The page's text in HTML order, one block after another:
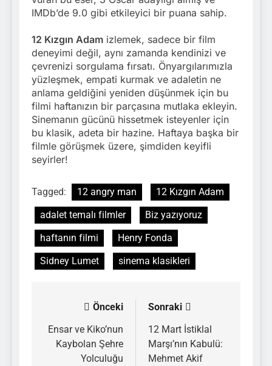
IMDb’de 9.0 gibi etkileyici bir puana sahip.
12 Kızgın Adam izlemek, sadece bir film
deneyimi değil, aynı zamanda kendinizi ve
çevrenizi sorgulama fırsatı. Önyargılarımızla
yüzleşmek, empati kurmak ve adaletin ne
anlama geldiğini yeniden düşünmek için bu
filmi haftanızın bir parçasına mutlaka ekleyin.
Sinemanın gücünü hissetmek isteyenler için
bu klasik, adeta bir hazine. Haftaya başka bir
filmle görüşmek üzere, şimdiden keyifli
seyirler!
Tagged: 12 angry man
12 Kızgın Adam
adalet temalı filmler
Biz yazıyoruz
haftanın filmi
Henry Fonda
Sidney Lumet
sinema klasikleri
gezinmesi
Önceki
Ensar ve Kiko’nun
Kaybolan Şehre
Yolculuğu
Sonraki
12 Mart İstiklal
Marşı’nın Kabulü:
Mehmet Akif